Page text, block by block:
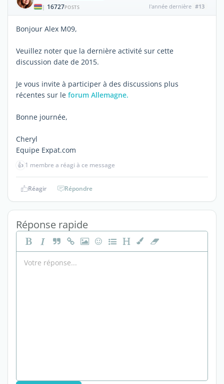
| 16727POSTS l'année dernière #13
Bonjour Alex M09,
Veuillez noter que la dernière activité sur cette
discussion date de 2015.
Je vous invite à participer à des discussions plus
récentes sur le forum Allemagne.
Bonne journée,
Cheryl
Equipe Expat.com
👍 1 membre a réagi à ce message
Réagir Répondre
Réponse rapide